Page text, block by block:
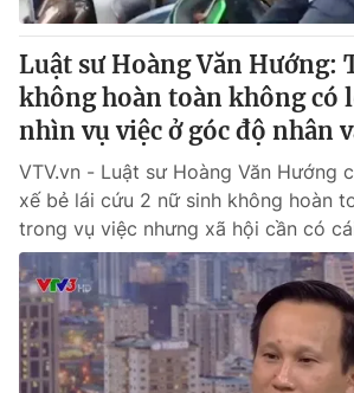
Luật sư Hoàng Văn Hướng:
không hoàn toàn không có
nhìn vụ việc ở góc độ nhân
VTV.vn - Luật sư Hoàng Văn Hướng
xế bẻ lái cứu 2 nữ sinh không hoàn
trong vụ việc nhưng xã hội cần có